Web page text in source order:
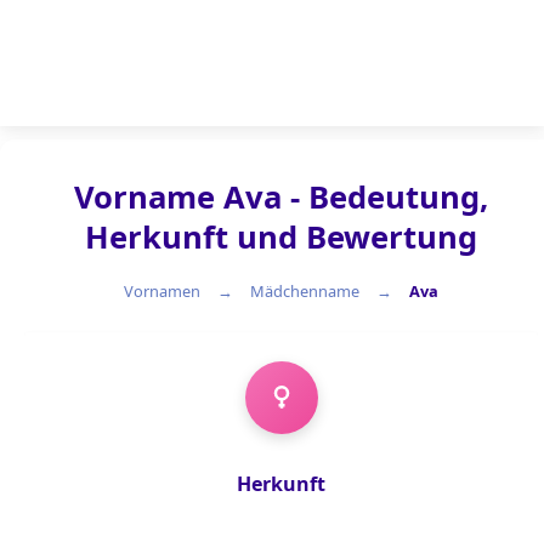
Vorname Ava - Bedeutung,
Herkunft und Bewertung
Vornamen Mädchenname Ava
Mädchenname
Herkunft